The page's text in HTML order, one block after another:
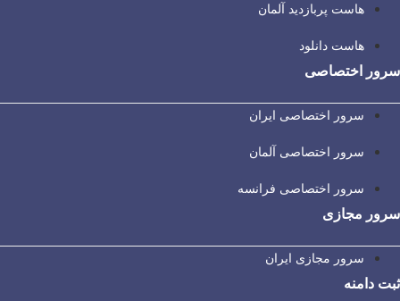
هاست پربازدید آلمان
هاست دانلود
سرور اختصاصی
سرور اختصاصی ایران
سرور اختصاصی آلمان
سرور اختصاصی فرانسه
سرور مجازی
سرور مجازی ایران
ثبت دامنه